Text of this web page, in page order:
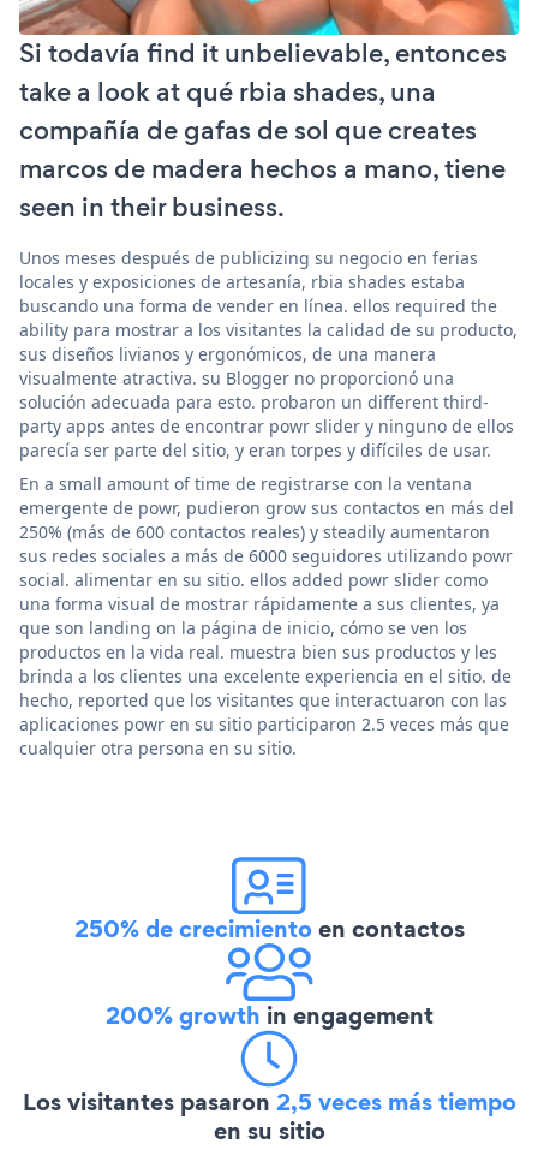
Si todavía find it unbelievable, entonces
take a look at qué rbia shades, una
compañía de gafas de sol que creates
marcos de madera hechos a mano, tiene
seen in their business.
Unos meses después de publicizing su negocio en ferias
locales y exposiciones de artesanía, rbia shades estaba
buscando una forma de vender en línea. ellos required the
ability para mostrar a los visitantes la calidad de su producto,
sus diseños livianos y ergonómicos, de una manera
visualmente atractiva. su Blogger no proporcionó una
solución adecuada para esto. probaron un different third-
party apps antes de encontrar powr slider y ninguno de ellos
parecía ser parte del sitio, y eran torpes y difíciles de usar.
En a small amount of time de registrarse con la ventana
emergente de powr, pudieron grow sus contactos en más del
250% (más de 600 contactos reales) y steadily aumentaron
sus redes sociales a más de 6000 seguidores utilizando powr
social. alimentar en su sitio. ellos added powr slider como
una forma visual de mostrar rápidamente a sus clientes, ya
que son landing on la página de inicio, cómo se ven los
productos en la vida real. muestra bien sus productos y les
brinda a los clientes una excelente experiencia en el sitio. de
hecho, reported que los visitantes que interactuaron con las
aplicaciones powr en su sitio participaron 2.5 veces más que
cualquier otra persona en su sitio.
250% de crecimientoen contactos
200% growth in engagement
Los visitantes pasaron 2,5 veces más tiempo
en su sitio